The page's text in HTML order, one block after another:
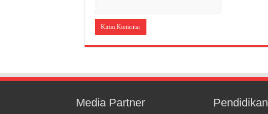
Media Partner Pendidikan